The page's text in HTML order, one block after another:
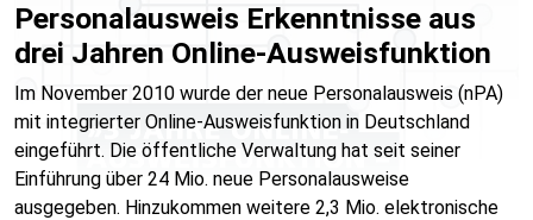
Personalausweis Erkenntnisse aus
drei Jahren Online-Ausweisfunktion
Im November 2010 wurde der neue Personalausweis (nPA)
mit integrierter Online-Ausweisfunktion in Deutschland
eingeführt. Die öffentliche Verwaltung hat seit seiner
Einführung über 24 Mio. neue Personalausweise
ausgegeben. Hinzukommen weitere 2,3 Mio. elektronische